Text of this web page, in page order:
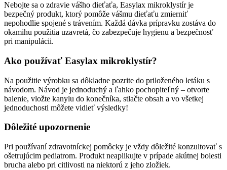
Nebojte sa o zdravie vášho dieťaťa, Easylax mikroklystír je
bezpečný produkt, ktorý pomôže vášmu dieťaťu zmierniť
nepohodlie spojené s trávením. Každá dávka prípravku zostáva do
okamihu použitia uzavretá, čo zabezpečuje hygienu a bezpečnosť
pri manipulácii.
Ako používať Easylax mikroklystír?
Na použitie výrobku sa dôkladne pozrite do priloženého letáku s
návodom. Návod je jednoduchý a ľahko pochopiteľný – otvorte
balenie, vložte kanylu do konečníka, stlačte obsah a vo všetkej
jednoduchosti môžete vidieť výsledky!
Dôležité upozornenie
Pri používaní zdravotníckej pomôcky je vždy dôležité konzultovať s
ošetrujúcim pediatrom. Produkt neaplikujte v prípade akútnej bolesti
brucha alebo pri citlivosti na niektorú z jeho zložiek.